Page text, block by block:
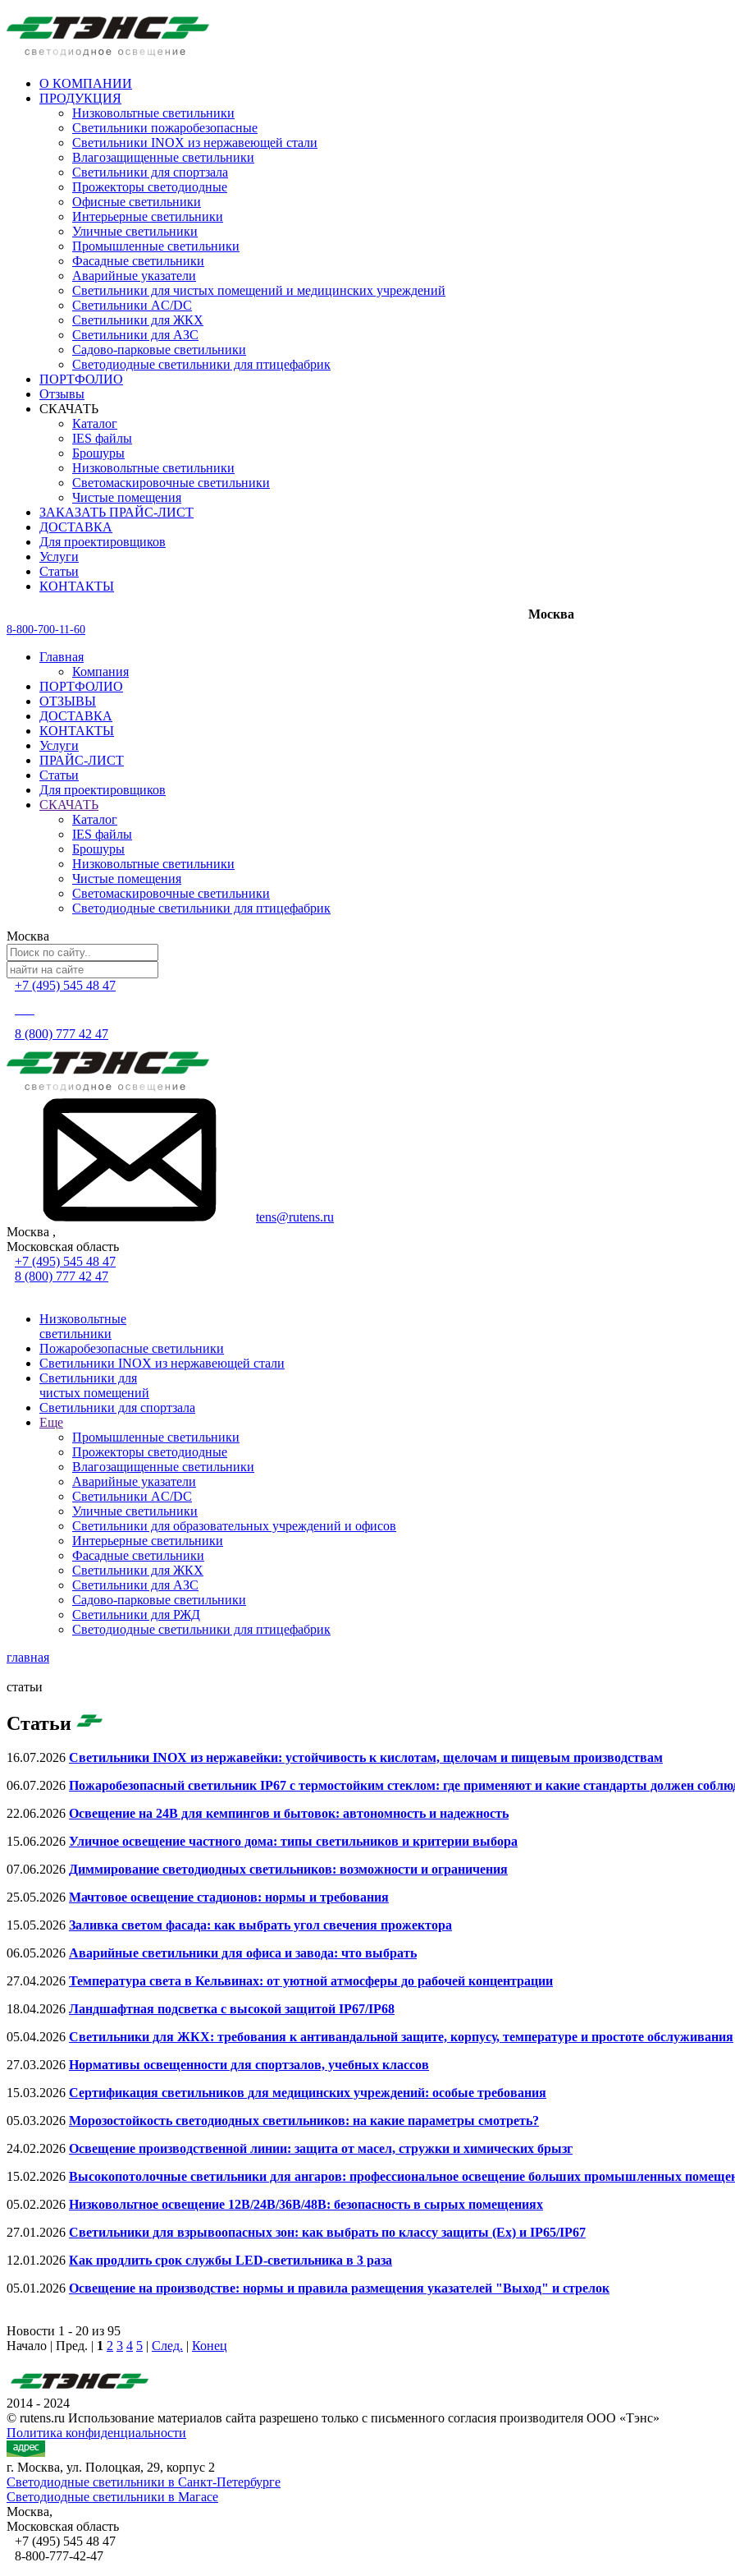
О КОМПАНИИ
ПРОДУКЦИЯ
Низковольтные светильники
Cветильники пожаробезопасные
Светильники INOX из нержавеющей стали
Влагозащищенные светильники
Светильники для спортзала
Прожекторы светодиодные
Офисные светильники
Интерьерные светильники
Уличные светильники
Промышленные светильники
Фасадные светильники
Аварийные указатели
Светильники для чистых помещений и медицинских учреждений
Светильники AC/DC
Светильники для ЖКХ
Светильники для АЗС
Садово-парковые светильники
Светодиодные светильники для птицефабрик
ПОРТФОЛИО
Отзывы
СКАЧАТЬ
Каталог
IES файлы
Брошуры
Низковольтные светильники
Светомаскировочные светильники
Чистые помещения
ЗАКАЗАТЬ ПРАЙС-ЛИСТ
ДОСТАВКА
Для проектировщиков
Услуги
Статьи
КОНТАКТЫ
Москва
8-800-700-11-60
Главная
Компания
ПОРТФОЛИО
ОТЗЫВЫ
ДОСТАВКА
КОНТАКТЫ
Услуги
ПРАЙС-ЛИСТ
Статьи
Для проектировщиков
СКАЧАТЬ
Каталог
IES файлы
Брошуры
Низковольтные светильники
Чистые помещения
Светомаскировочные светильники
Светодиодные светильники для птицефабрик
Москва
+7 (495) 545 48 47
8 (800) 777 42 47
tens@rutens.ru
Москва ,
Московская область
+7 (495) 545 48 47
8 (800) 777 42 47
Низковольтные
светильники
Пожаробезопасные светильники
Светильники INOX из нержавеющей стали
Светильники для
чистых помещений
Светильники для спортзала
Еще
Промышленные светильники
Прожекторы светодиодные
Влагозащищенные светильники
Аварийные указатели
Светильники AC/DC
Уличные светильники
Светильники для образовательных учреждений и офисов
Интерьерные светильники
Фасадные светильники
Светильники для ЖКХ
Светильники для АЗС
Садово-парковые светильники
Светильники для РЖД
Светодиодные светильники для птицефабрик
главная
статьи
Статьи
16.07.2026 Светильники INOX из нержавейки: устойчивость к кислотам, щелочам и пищевым производствам
06.07.2026 Пожаробезопасный светильник IP67 с термостойким стеклом: где применяют и какие стандарты должен
22.06.2026 Освещение на 24В для кемпингов и бытовок: автономность и надежность
15.06.2026 Уличное освещение частного дома: типы светильников и критерии выбора
07.06.2026 Диммирование светодиодных светильников: возможности и ограничения
25.05.2026 Мачтовое освещение стадионов: нормы и требования
15.05.2026 Заливка светом фасада: как выбрать угол свечения прожектора
06.05.2026 Аварийные светильники для офиса и завода: что выбрать
27.04.2026 Температура света в Кельвинах: от уютной атмосферы до рабочей концентрации
18.04.2026 Ландшафтная подсветка с высокой защитой IP67/IP68
05.04.2026 Светильники для ЖКХ: требования к антивандальной защите, корпусу, температуре и простоте обслуживания
27.03.2026 Нормативы освещенности для спортзалов, учебных классов
15.03.2026 Сертификация светильников для медицинских учреждений: особые требования
05.03.2026 Морозостойкость светодиодных светильников: на какие параметры смотреть?
24.02.2026 Освещение производственной линии: защита от масел, стружки и химических брызг
15.02.2026 Высокопотолочные светильники для ангаров: профессиональное освещение больших промышленных
05.02.2026 Низковольтное освещение 12В/24В/36В/48В: безопасность в сырых помещениях
27.01.2026 Светильники для взрывоопасных зон: как выбрать по классу защиты (Ex) и IP65/IP67
12.01.2026 Как продлить срок службы LED-светильника в 3 раза
05.01.2026 Освещение на производстве: нормы и правила размещения указателей "Выход" и стрелок
Новости 1 - 20 из 95
Начало | Пред. | 1 2 3 4 5 | След. | Конец
2014 - 2024
© rutens.ru Использование материалов сайта разрешено только с письменного согласия производителя ООО «Тэнс»
Политика конфиденциальности
г. Москва, ул. Полоцкая, 29, корпус 2
Светодиодные светильники в Санкт-Петербурге
Светодиодные светильники в Магасе
Москва,
Московская область
+7 (495) 545 48 47
8-800-777-42-47